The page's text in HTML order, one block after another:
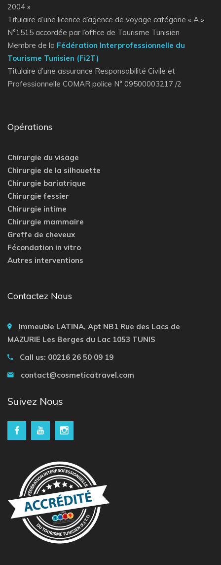
2004 »
Titulaire d’une licence d’agence de voyage catégorie « A »
N°1515 accordée par l’office de Tourisme Tunisien
Membre de la Fédération Interprofessionnelle du
Tourisme Tunisien (Fi2T)
Titulaire d’une assurance Responsabilité Civile et
Professionnelle COMAR police N° 09500003217 /2
Opérations
Chirurgie du visage
Chirurgie de la silhouette
Chirurgie bariatrique
Chirurgie fessier
Chirurgie intime
Chirurgie mammaire
Greffe de cheveux
Fécondation in vitro
Autres interventions
Contactez Nous
Immeuble LATINA, Apt NB1 Rue des Lacs de
MAZURIE Les Berges du Lac 1053 TUNIS
Call us: 00216 26 50 09 19
contact@cosmeticatravel.com
Suivez Nous